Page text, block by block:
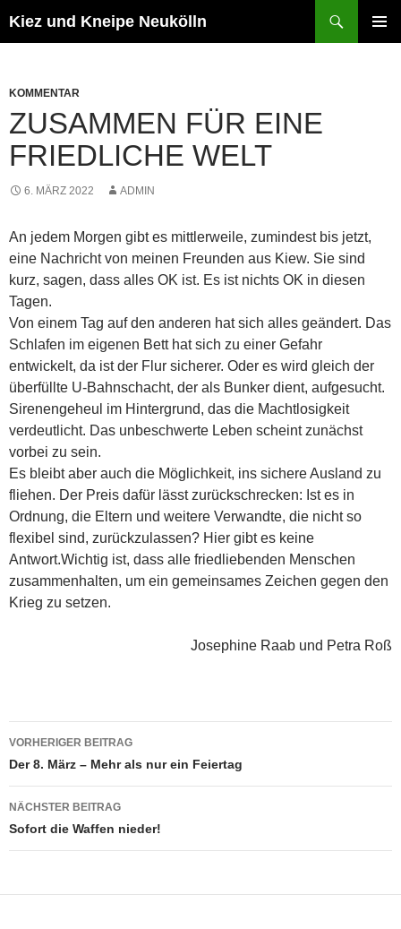
Inhalt
Kiez und Kneipe Neukölln
KOMMENTAR
ZUSAMMEN FÜR EINE
FRIEDLICHE WELT
6. MÄRZ 2022 ADMIN
An jedem Morgen gibt es mittlerweile, zumindest bis jetzt,
eine Nachricht von meinen Freunden aus Kiew. Sie sind
kurz, sagen, dass alles OK ist. Es ist nichts OK in diesen
Tagen.
Von einem Tag auf den anderen hat sich alles geändert. Das
Schlafen im eigenen Bett hat sich zu einer Gefahr
entwickelt, da ist der Flur sicherer. Oder es wird gleich der
überfüllte U-Bahnschacht, der als Bunker dient, aufgesucht.
Sirenengeheul im Hintergrund, das die Machtlosigkeit
verdeutlicht. Das unbeschwerte Leben scheint zunächst
vorbei zu sein.
Es bleibt aber auch die Möglichkeit, ins sichere Ausland zu
fliehen. Der Preis dafür lässt zurückschrecken: Ist es in
Ordnung, die Eltern und weitere Verwandte, die nicht so
flexibel sind, zurückzulassen? Hier gibt es keine
Antwort.Wichtig ist, dass alle friedliebenden Menschen
zusammenhalten, um ein gemeinsames Zeichen gegen den
Krieg zu setzen.
Josephine Raab und Petra Roß
Beitragsnavigation
VORHERIGER BEITRAG
Der 8. März – Mehr als nur ein Feiertag
NÄCHSTER BEITRAG
Sofort die Waffen nieder!